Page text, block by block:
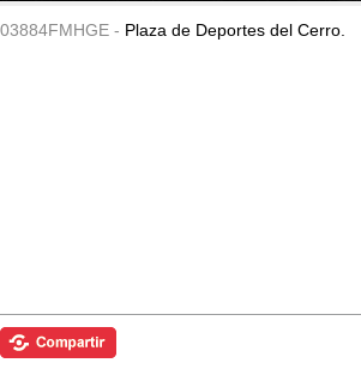
03884FMHGE - Plaza de Deportes del Cerro.